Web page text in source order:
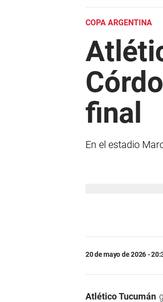
COPA ARGENTINA
final
En el estadio
20 de mayo de 2026 -
Atlético Tucumán